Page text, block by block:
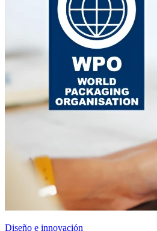
Diseño e innovación